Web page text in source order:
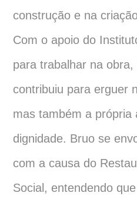
construção e na
Com o apoio do
para trabalhar na
contribuiu para erguer
mas também a própria
dignidade. Bruo se
com a causa do
Social, entendendo